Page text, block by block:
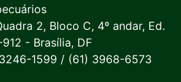
2, Bloco C, 4º andar, Ed.
- Brasília, DF
1599 / (61) 3968-6573